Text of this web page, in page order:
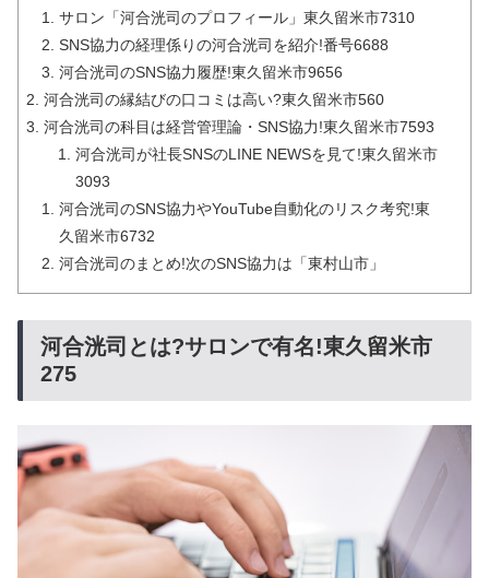
サロン「河合洸司のプロフィール」東久留米市7310
SNS協力の経理係りの河合洸司を紹介!番号6688
河合洸司のSNS協力履歴!東久留米市9656
河合洸司の縁結びの口コミは高い?東久留米市560
河合洸司の科目は経営管理論・SNS協力!東久留米市7593
河合洸司が社長SNSのLINE NEWSを見て!東久留米市
3093
河合洸司のSNS協力やYouTube自動化のリスク考究!東
久留米市6732
河合洸司のまとめ!次のSNS協力は「東村山市」
河合洸司とは?サロンで有名!東久留米市
275